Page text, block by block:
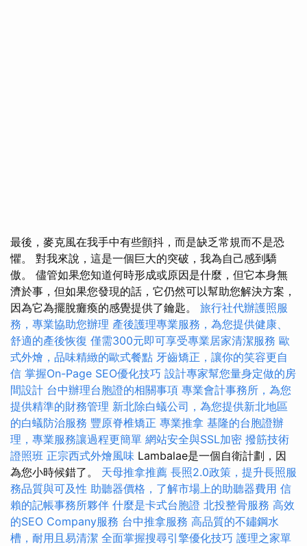
最後，麥克風在我手中有些顫抖，而是缺乏常規而不是恐
懼。 對我來說，這是一個巨大的突破，我為自己感到驕
傲。 儘管如果您知道何時形成或原因是什麼，但它本身無
濟於事，但如果您發現的話，它仍然可以幫助您解決方案，
因為它為擺脫癱瘓的感覺提供了鑰匙。 旅行社代辦護照服
務，專業協助您辦理 產後護理專業服務，為您提供健康、
舒適的產後恢復 僅需300元即可享受專業居家清潔服務 歐
式外燴，品味精緻的歐式餐點 牙齒矯正，讓你的笑容更自
信 掌握On-Page SEO優化技巧 設計專家幫您量身定做的房
間設計 台中辦理台胞證的相關事項 專業會計事務所，為您
提供精準的財務管理 新北除白蟻公司，為您提供新北地區
的白蟻防治服務 豐原脊椎矯正 專業推拿 基隆的台胞證辦
理，專業服務讓過程更簡單 網站安全與SSL加密 撥筋技術
證照班 正宗西式外燴風味 Lambalae是一個自衛計劃，因
為您小時候錯了。 天母推拿推薦 長照2.0政策，提升長照服
務品質與可及性 助聽器價格，了解市場上的助聽器費用 信
賴的記帳事務所夥伴 什麼是卡式台胞證 北投整骨服務 高效
的SEO Company服務 台中推拿服務 高品質的不鏽鋼水
槽，耐用且易清潔 全面掌握搜尋引擎優化技巧 護理之家單